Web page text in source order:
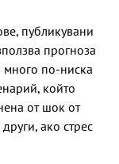
публикувани
прогноза
много по-ниска
който
от шок от
ако стрес